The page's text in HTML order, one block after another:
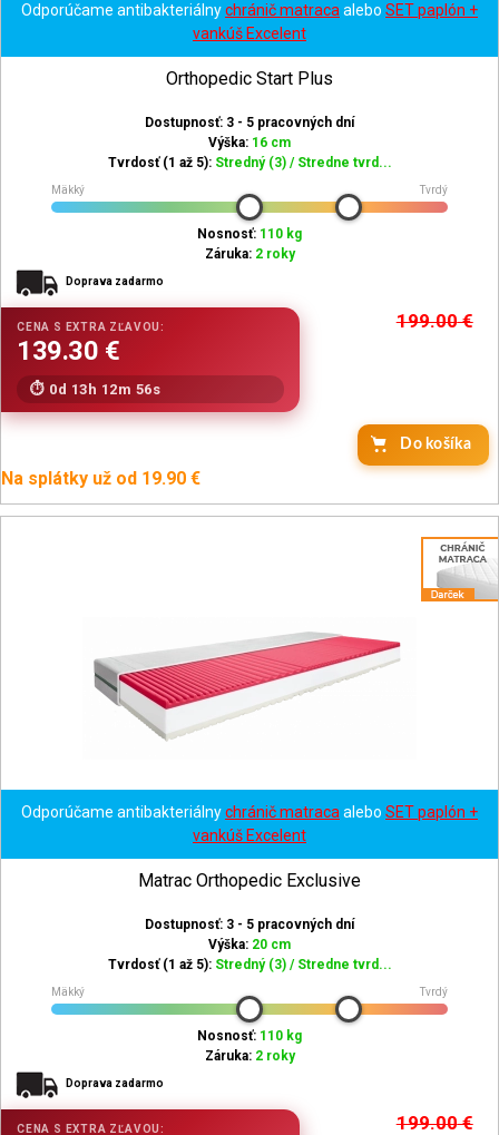
Odporúčame antibakteriálnychránič matraca alebo SET paplón +
vankúš Excelent
Orthopedic Start Plus
Dostupnosť: 3 - 5 pracovných dní
Výška: 16 cm
Tvrdosť (1 až 5): Stredný (3) / Stredne tvrd...
Mäkký Tvrdý
Nosnosť: 110 kg
Záruka: 2 roky
Doprava zadarmo
199.00€
0d 13h 12m 54s
Do košíka
Na splátky už od 19.90 €
Odporúčame antibakteriálnychránič matraca alebo SET paplón +
vankúš Excelent
Matrac Orthopedic Exclusive
Dostupnosť: 3 - 5 pracovných dní
Výška: 20 cm
Tvrdosť (1 až 5): Stredný (3) / Stredne tvrd...
Mäkký Tvrdý
Nosnosť: 110 kg
Záruka: 2 roky
Doprava zadarmo
199.00€